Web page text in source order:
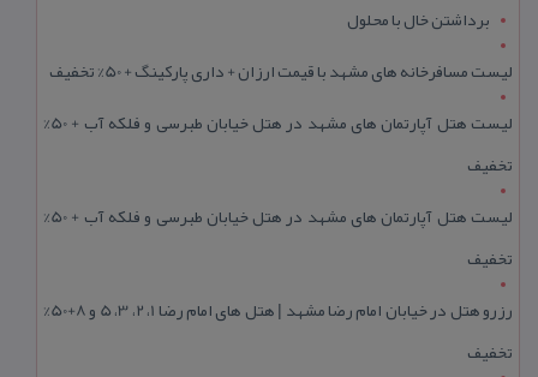
برداشتن خال با محلول
لیست مسافرخانه های مشهد با قیمت ارزان + داری پارکینگ + 50% تخفیف
لیست هتل آپارتمان های مشهد در هتل خیابان طبرسی و فلکه آب + 50%
تخفیف
لیست هتل آپارتمان های مشهد در هتل خیابان طبرسی و فلکه آب + 50%
تخفیف
رزرو هتل در خیابان امام رضا مشهد | هتل‌ های امام رضا 1، 2، 3، 5 و 8+50%
تخفیف